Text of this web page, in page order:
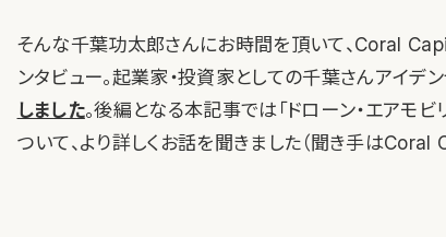
そんな千葉功太郎さんにお時間を頂いて、Coral
ンタビュー。起業家・投資家としての千葉さんアイデ
しました。後編となる本記事では「ドローン・エアモ
ついて、より詳しくお話を聞きました（聞き手は